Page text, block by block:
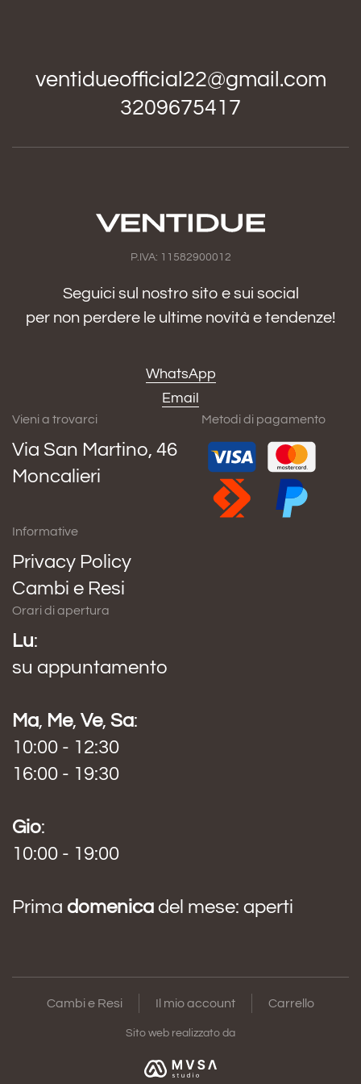
ventidueofficial22@gmail.com
3209675417
P.IVA: 11582900012
Seguici sul nostro sito e sui social
per non perdere le ultime novità e tendenze!
WhatsApp
Email
Vieni a trovarci
Via San Martino, 46
Moncalieri
Metodi di pagamento
Informative
Privacy Policy
Cambi e Resi
Orari di apertura
Lu:
su appuntamento
Ma, Me, Ve, Sa:
10:00 - 12:30
16:00 - 19:30
Gio:
10:00 - 19:00
Prima domenica del mese: aperti
Cambi e Resi Il mio account Carrello
Sito web realizzato da